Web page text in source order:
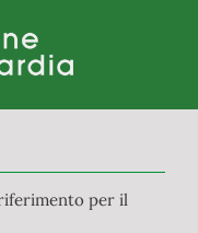
per il